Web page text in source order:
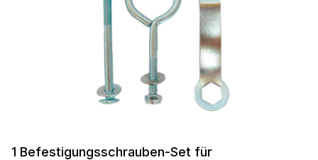
1 Befestigungsschrauben-Set für